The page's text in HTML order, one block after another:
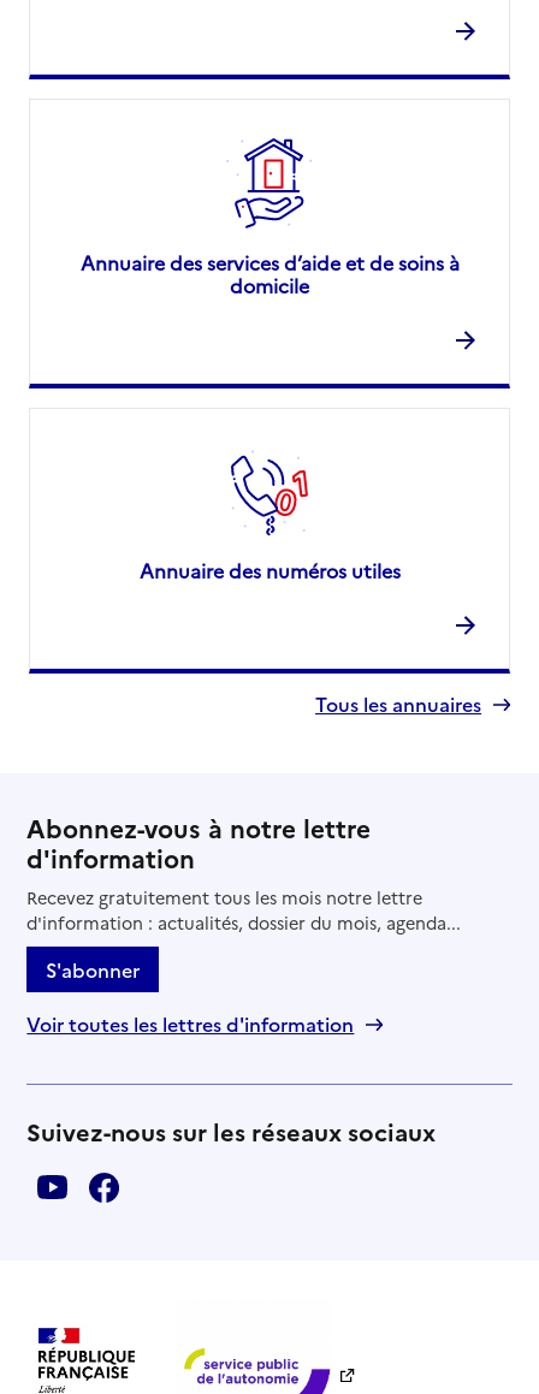
Annuaire des services d’aide et de soins à
domicile
Annuaire des numéros utiles
Tous les annuaires
Abonnez-vous à notre lettre
d'information
Recevez gratuitement tous les mois notre lettre
d'information : actualités, dossier du mois, agenda...
S'abonner
Voir toutes les lettres d'information
Suivez-nous sur les réseaux sociaux